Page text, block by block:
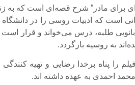
برای مادر” شرح قصه‌ای است که به
است که ادبیات روسی را در
طلبه، درس می‌خواند و قرار است
به روسیه بازگردد.
را پناه برخدا رضایی و تهیه
احمدی به عهده داشته اند.